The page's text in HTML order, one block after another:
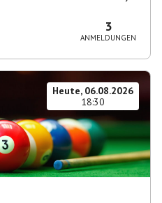
3
ANMELDUNGEN
Heute, 06.08.2026
18:30